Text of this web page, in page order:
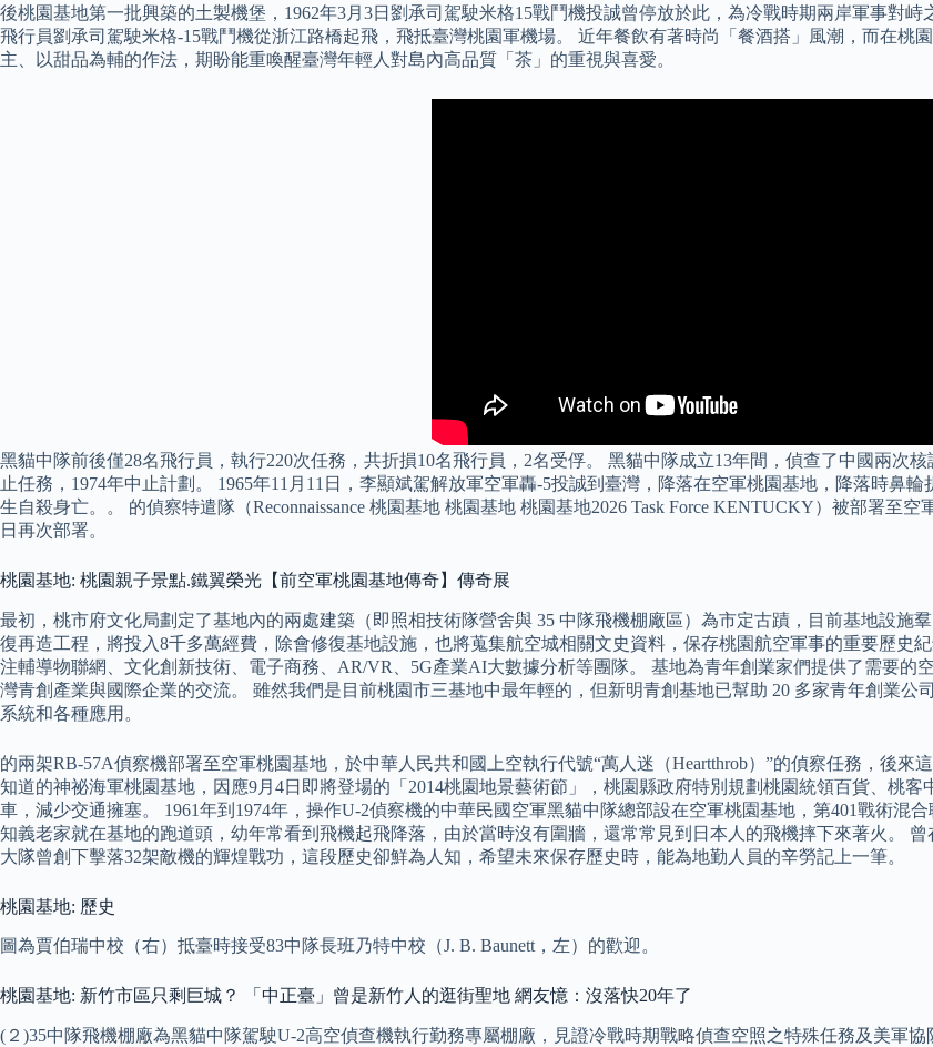
後桃園基地第一批興築的土製機堡，1962年3月3日劉承司駕駛米格15戰鬥機投誠曾停放於此，為冷戰時期兩岸軍事對
飛行員劉承司駕駛米格-15戰鬥機從浙江路橋起飛，飛抵臺灣桃園軍機場。 近年餐飲有著時尚「餐酒搭」風潮，而在桃
主、以甜品為輔的作法，期盼能重喚醒臺灣年輕人對島內高品質「茶」的重視與喜愛。
黑貓中隊前後僅28名飛行員，執行220次任務，共折損10名飛行員，2名受俘。 黑貓中隊成立13年間，偵查了中國兩次
止任務，1974年中止計劃。 1965年11月11日，李顯斌駕解放軍空軍轟-5投誠到臺灣，降落在空軍桃園基地，降落時鼻
生自殺身亡。。 的偵察特遣隊（Reconnaissance 桃園基地 桃園基地 桃園基地2026 Task Force KENTUCKY）被部署至
日再次部署。
桃園基地: 桃園親子景點.鐵翼榮光【前空軍桃園基地傳奇】傳奇展
最初，桃市府文化局劃定了基地內的兩處建築（即照相技術隊營舍與 35 中隊飛機棚廠區）為市定古蹟，目前基地設施
復再造工程，將投入8千多萬經費，除會修復基地設施，也將蒐集航空城相關文史資料，保存桃園航空軍事的重要歷史
注輔導物聯網、文化創新技術、電子商務、AR/VR、5G產業AI大數據分析等團隊。 基地為青年創業家們提供了需要
灣青創產業與國際企業的交流。 雖然我們是目前桃園市三基地中最年輕的，但新明青創基地已幫助 20 多家青年創業公
系統和各種應用。
的兩架RB-57A偵察機部署至空軍桃園基地，於中華人民共和國上空執行代號“萬人迷（Heartthrob）”的偵察任務，後來
知道的神祕海軍桃園基地，因應9月4日即將登場的「2014桃園地景藝術節」，桃園縣政府特別規劃桃園統領百貨、桃
車，減少交通擁塞。 1961年到1974年，操作U-2偵察機的中華民國空軍黑貓中隊總部設在空軍桃園基地，第401戰術混
知義老家就在基地的跑道頭，幼年常看到飛機起飛降落，由於當時沒有圍牆，還常常見到日本人的飛機摔下來著火。
大隊曾創下擊落32架敵機的輝煌戰功，這段歷史卻鮮為人知，希望未來保存歷史時，能為地勤人員的辛勞記上一筆。
桃園基地: 歷史
圖為賈伯瑞中校（右）抵臺時接受83中隊長班乃特中校（J. B. Baunett，左）的歡迎。
桃園基地: 新竹市區只剩巨城？ 「中正臺」曾是新竹人的逛街聖地 網友憶：沒落快20年了
(２)35中隊飛機棚廠為黑貓中隊駕駛U-2高空偵查機執行勤務專屬棚廠，見證冷戰時期戰略偵查空照之特殊任務及美軍